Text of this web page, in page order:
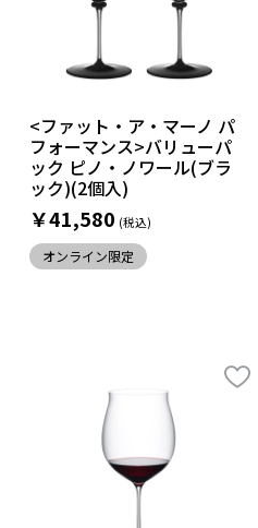
<ファット・ア・マーノ パ
フォーマンス>バリューパ
ック ピノ・ノワール(ブラ
ック)(2個入)
￥41,580
オンライン限定